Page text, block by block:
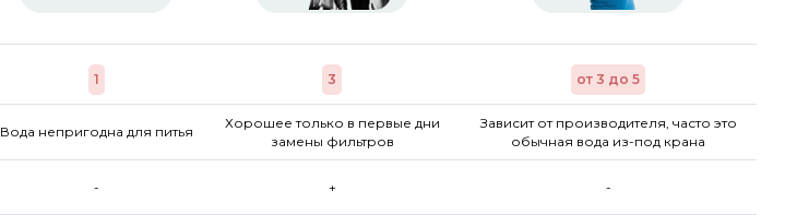
1 3 от 3 до 5
Вода непригодна для питья
Хорошее только в первые дни
замены фильтров
Зависит от производителя, часто это
обычная вода из-под крана
- + -